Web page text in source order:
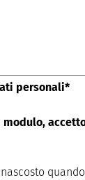
personali*
modulo,